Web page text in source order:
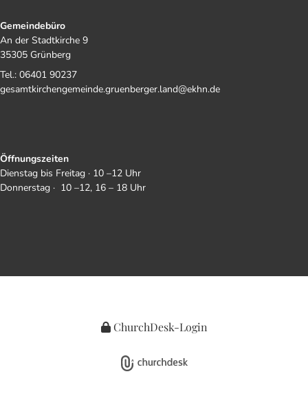
Gemeindebüro
An der Stadtkirche 9
35305 Grünberg
Tel.: 06401 90237
gesamtkirchengemeinde.gruenberger.land@ekhn.de
Öffnungszeiten
Dienstag bis Freitag · 10 –12 Uhr
Donnerstag · 10 –12, 16 – 18 Uhr
ChurchDesk-Login